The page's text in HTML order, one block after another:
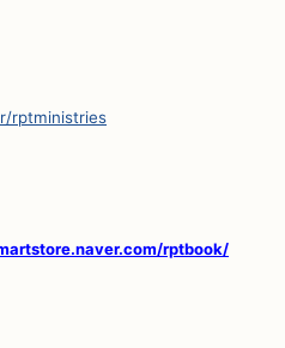
rptministries
rptbook/